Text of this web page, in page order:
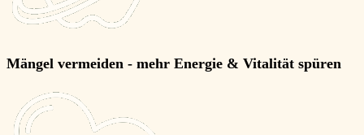
Mängel vermeiden - mehr Energie & Vitalität spüren